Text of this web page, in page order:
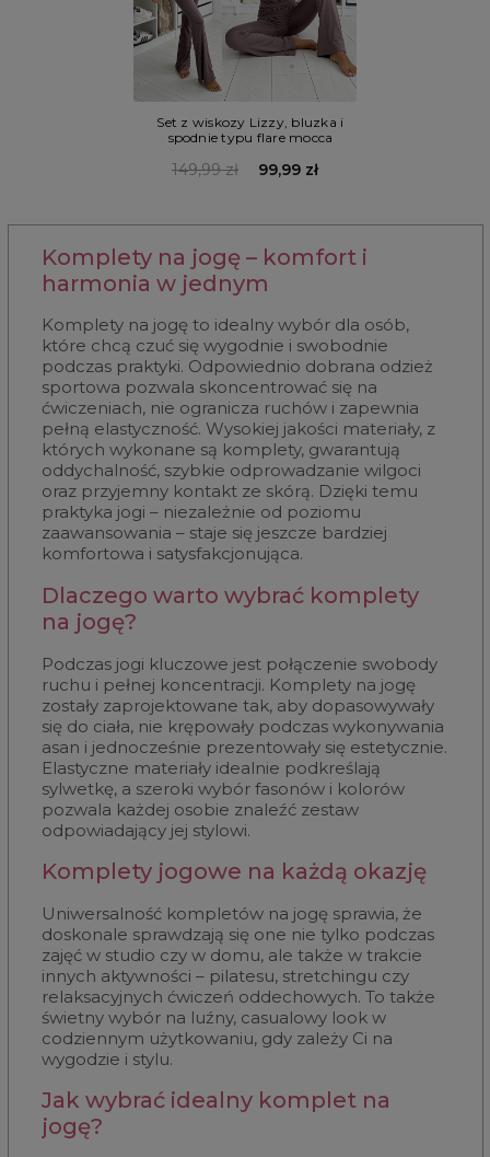
Set z wiskozy Lizzy, bluzka i
spodnie typu flare mocca
149,99 zł 99,99 zł
Komplety na jogę – komfort i
harmonia w jednym
Komplety na jogę to idealny wybór dla osób,
które chcą czuć się wygodnie i swobodnie
podczas praktyki. Odpowiednio dobrana odzież
sportowa pozwala skoncentrować się na
ćwiczeniach, nie ogranicza ruchów i zapewnia
pełną elastyczność. Wysokiej jakości materiały, z
których wykonane są komplety, gwarantują
oddychalność, szybkie odprowadzanie wilgoci
oraz przyjemny kontakt ze skórą. Dzięki temu
praktyka jogi – niezależnie od poziomu
zaawansowania – staje się jeszcze bardziej
komfortowa i satysfakcjonująca.
Dlaczego warto wybrać komplety
na jogę?
Podczas jogi kluczowe jest połączenie swobody
ruchu i pełnej koncentracji. Komplety na jogę
zostały zaprojektowane tak, aby dopasowywały
się do ciała, nie krępowały podczas wykonywania
asan i jednocześnie prezentowały się estetycznie.
Elastyczne materiały idealnie podkreślają
sylwetkę, a szeroki wybór fasonów i kolorów
pozwala każdej osobie znaleźć zestaw
odpowiadający jej stylowi.
Komplety jogowe na każdą okazję
Uniwersalność kompletów na jogę sprawia, że
doskonale sprawdzają się one nie tylko podczas
zajęć w studio czy w domu, ale także w trakcie
innych aktywności – pilatesu, stretchingu czy
relaksacyjnych ćwiczeń oddechowych. To także
świetny wybór na luźny, casualowy look w
codziennym użytkowaniu, gdy zależy Ci na
wygodzie i stylu.
Jak wybrać idealny komplet na
jogę?